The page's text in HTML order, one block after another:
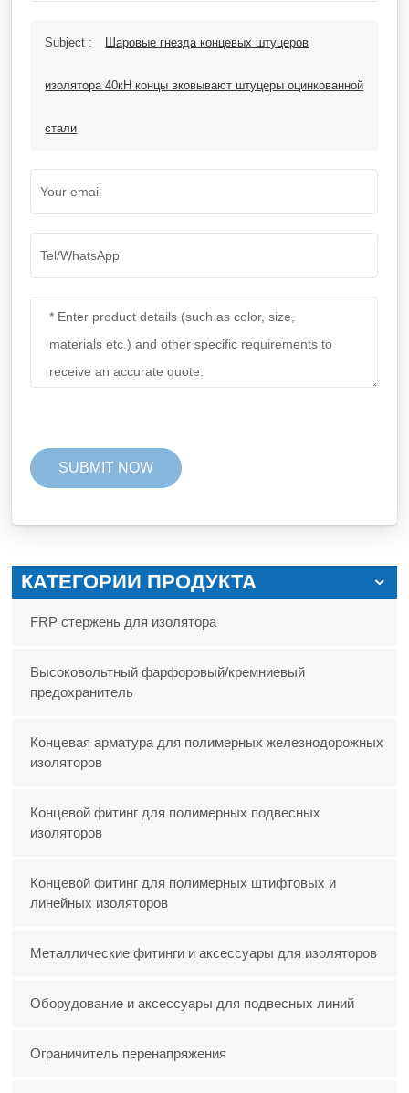
Subject : Шаровые гнезда концевых штуцеров
изолятора 40кН концы вковывают штуцеры оцинкованной
стали
КАТЕГОРИИ ПРОДУКТА
FRP стержень для изолятора
Высоковольтный фарфоровый/кремниевый
предохранитель
Концевая арматура для полимерных железнодорожных
изоляторов
Концевой фитинг для полимерных подвесных
изоляторов
Концевой фитинг для полимерных штифтовых и
линейных изоляторов
Металлические фитинги и аксессуары для изоляторов
Оборудование и аксессуары для подвесных линий
Ограничитель перенапряжения